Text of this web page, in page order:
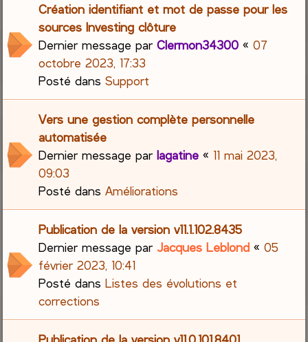
Création identifiant et mot de passe pour les
sources Investing clôture
Dernier message parClermon34300 «07
octobre 2023, 17:33
Posté dansSupport
Vers une gestion complète personnelle
automatisée
Dernier message parlagatine « 11 mai 2023,
09:03
Posté dansAméliorations
Publication de la version v11.1.102.8435
Dernier message parJacques Leblond «05
février 2023, 10:41
Posté dansListes des évolutions et
corrections